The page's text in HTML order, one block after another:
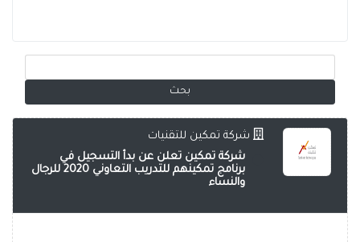
شركة تمكين للتقنيات
شركة تمكين تعلن عن بدأ التسجيل في
برنامج تمكينهم للتدريب التعاوني 2020 للرجال
والنساء